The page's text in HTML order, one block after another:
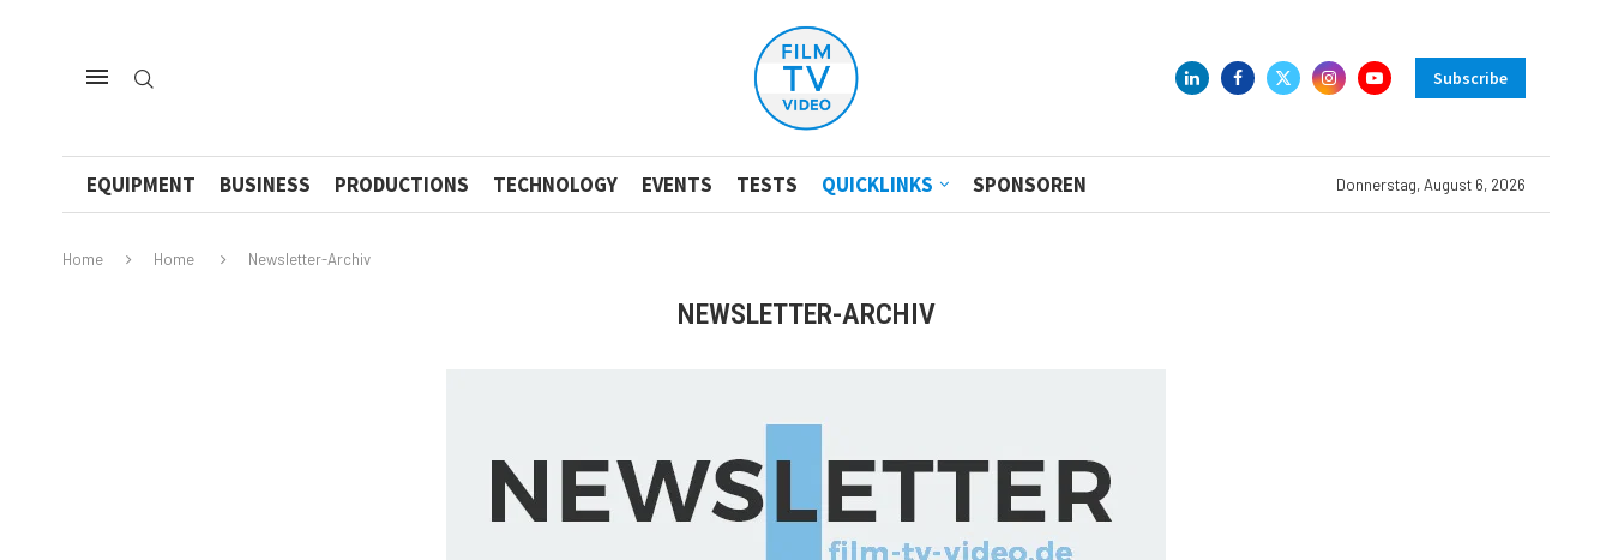
Subscribe
EQUIPMENT BUSINESS PRODUCTIONS TECHNOLOGY EVENTS TESTS QUICKLINKS SPONSOREN Donnerstag, August 6, 2026
Home Home Newsletter-Archiv
NEWSLETTER-ARCHIV